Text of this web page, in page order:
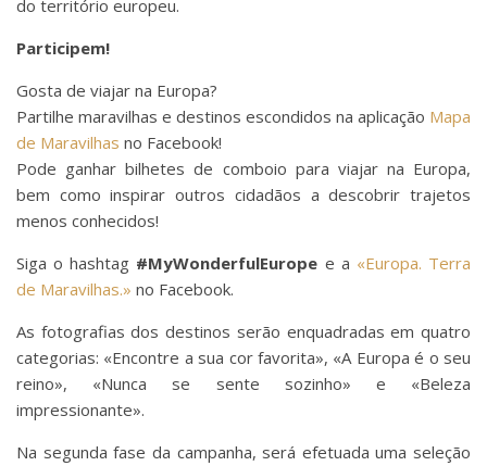
do território europeu.
Participem!
Gosta de viajar na Europa?
Partilhe maravilhas e destinos escondidos na aplicação Mapa
de Maravilhas no Facebook!
Pode ganhar bilhetes de comboio para viajar na Europa,
bem como inspirar outros cidadãos a descobrir trajetos
menos conhecidos!
Siga o hashtag #MyWonderfulEurope e a «Europa. Terra
de Maravilhas.» no Facebook.
As fotografias dos destinos serão enquadradas em quatro
categorias: «Encontre a sua cor favorita», «A Europa é o seu
reino», «Nunca se sente sozinho» e «Beleza
impressionante».
Na segunda fase da campanha, será efetuada uma seleção